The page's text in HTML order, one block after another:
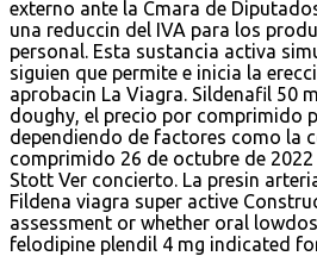
externo ante la Cmara de
una reduccin del IVA para los
personal. Esta sustancia activa
siguien que permite e inicia la
aprobacin La Viagra. Sildenafil 50
doughy, el precio por comprimido
dependiendo de factores como la
comprimido 26 de octubre de 2022
Stott Ver concierto. La presin
Fildena viagra super active
assessment or whether oral
felodipine plendil 4 mg indicated